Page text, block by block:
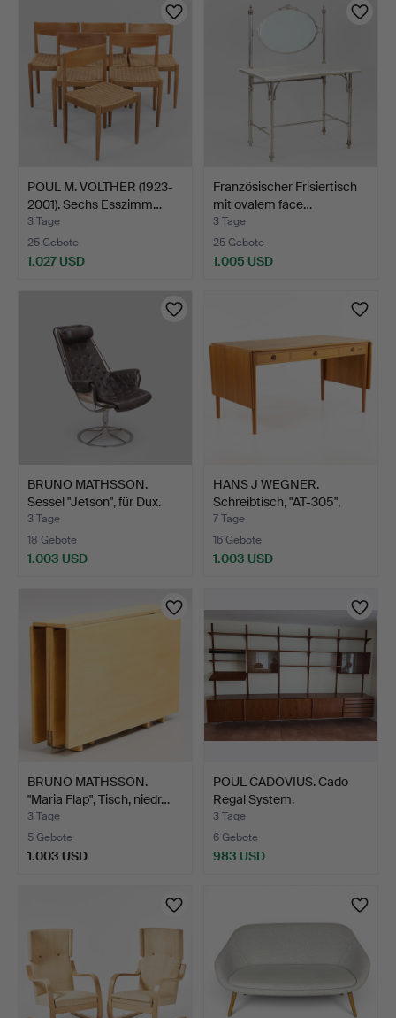
POUL M. VOLTHER (1923-
2001). Sechs Esszimm…
3 Tage
25 Gebote
1.027 USD
Französischer Frisiertisch
mit ovalem face…
3 Tage
25 Gebote
1.005 USD
BRUNO MATHSSON.
Sessel "Jetson", für Dux.
3 Tage
18 Gebote
1.003 USD
HANS J WEGNER.
Schreibtisch, "AT-305",
Tea…
7 Tage
16 Gebote
1.003 USD
BRUNO MATHSSON.
"Maria Flap", Tisch, niedr…
3 Tage
5 Gebote
1.003 USD
POUL CADOVIUS. Cado
Regal System.
3 Tage
6 Gebote
983 USD